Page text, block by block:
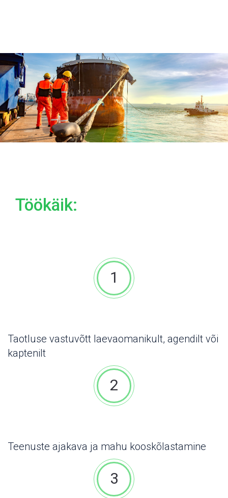
Töökäik:
1
Taotluse vastuvõtt laevaomanikult, agendilt või
kaptenilt
2
Teenuste ajakava ja mahu kooskõlastamine
3